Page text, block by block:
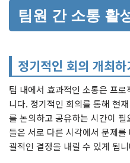
팀원 간 소통 활
정기적인 회의 개최하
팀 내에서 효과적인 소통은 프
니다. 정기적인 회의를 통해 현
를 논의하고 공유하는 시간이
들은 서로 다른 시각에서 문제
괄적인 결정을 내릴 수 있게 됩